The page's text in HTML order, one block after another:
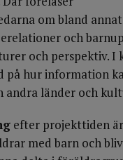
om bland
och
och perspektiv. I
på hur information
andra länder och
efter projekttiden
med barn och